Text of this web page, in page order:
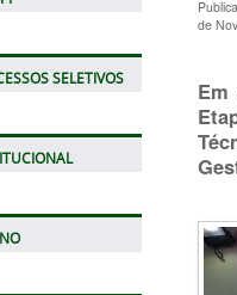
SELETIVOS
de